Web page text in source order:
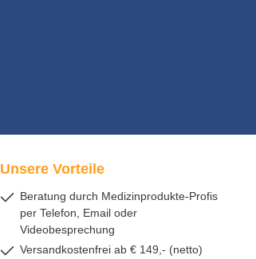
Unsere Vorteile
Beratung durch Medizinprodukte-Profis
per Telefon, Email oder
Videobesprechung
Versandkostenfrei ab € 149,- (netto)